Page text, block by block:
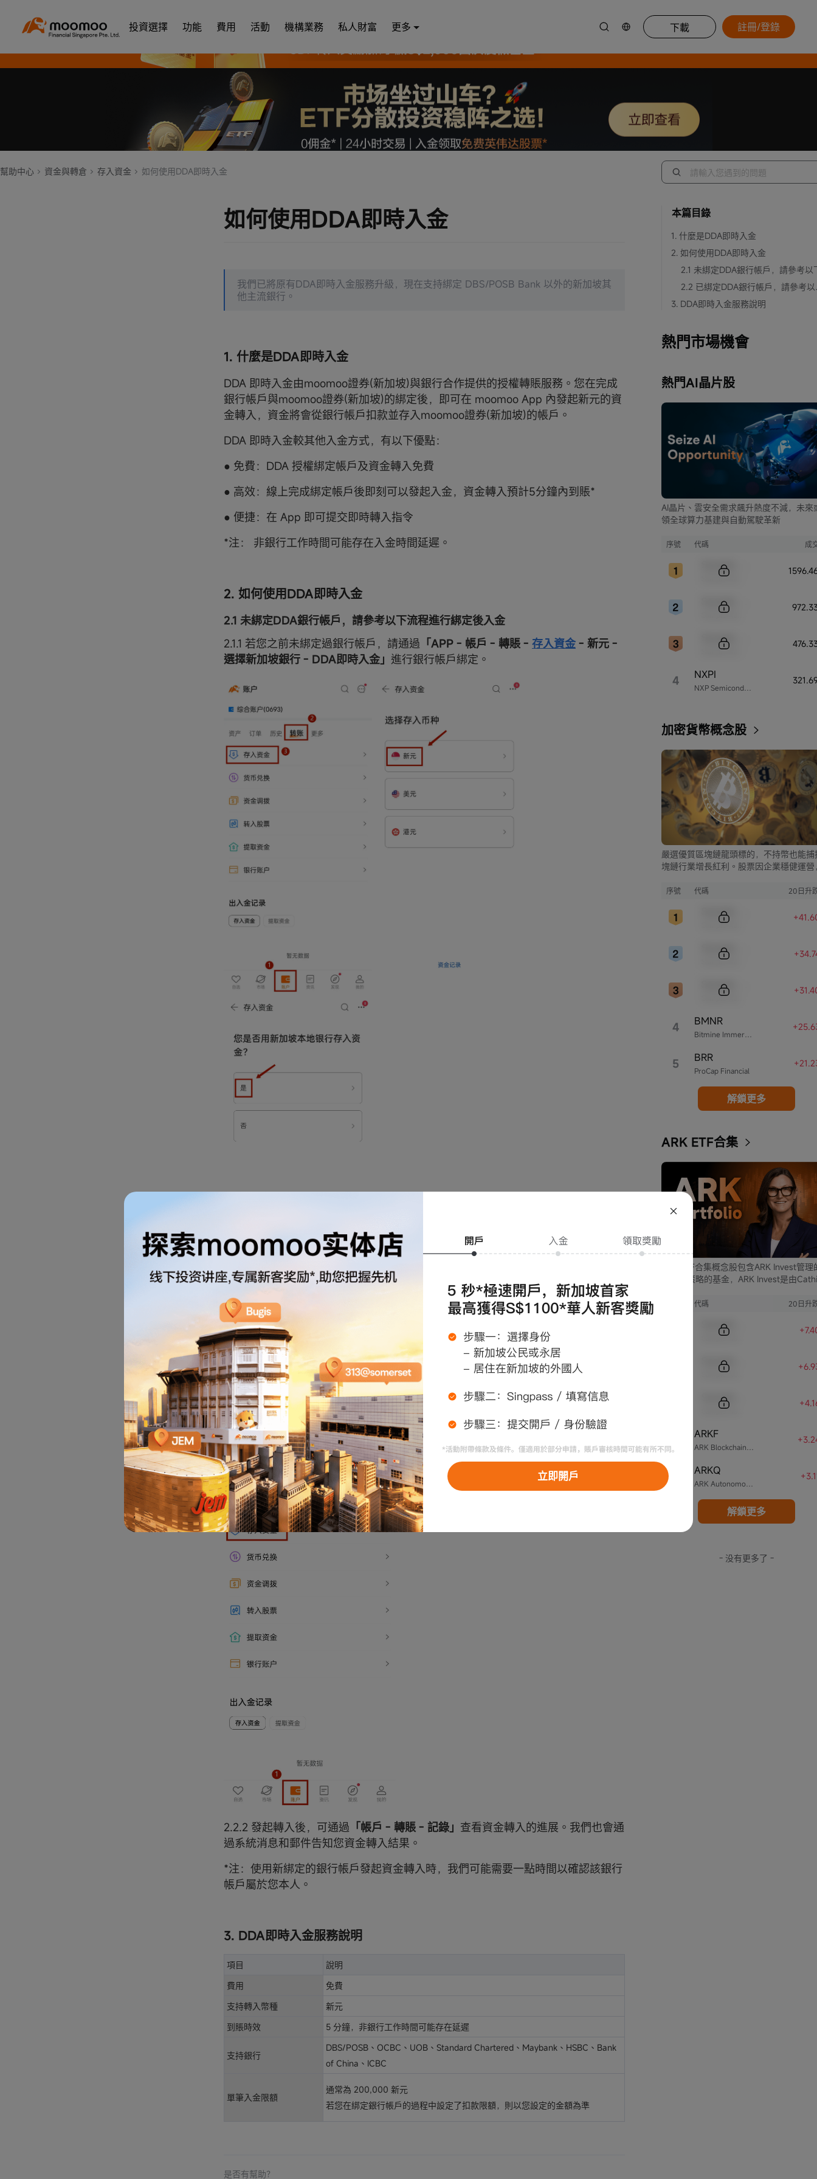
投資選擇 功能 費用 活動 機構業務 私人財富 更多 下載 註冊/登錄
立即開戶
幫助中心 資金與轉倉 存入資金 如何使用DDA即時入金
如何使用DDA即時入金
我們已將原有DDA即時入金服務升級，現在支持綁定 DBS/POSB Bank 以外的新加坡其
他主流銀行。
1. 什麼是DDA即時入金
DDA 即時入金由moomoo證券(新加坡)與銀行合作提供的授權轉賬服務。您在完成
銀行帳戶與moomoo證券(新加坡)的綁定後，即可在 moomoo App 內發起新元的資
金轉入，資金將會從銀行帳戶扣款並存入moomoo證券(新加坡)的帳戶。
DDA 即時入金較其他入金方式，有以下優點：
● 免費：DDA 授權綁定帳戶及資金轉入免費
● 高效：線上完成綁定帳戶後即刻可以發起入金，資金轉入預計5分鐘內到賬*
● 便捷：在 App 即可提交即時轉入指令
*注： 非銀行工作時間可能存在入金時間延遲。
2. 如何使用DDA即時入金
2.1 未綁定DDA銀行帳戶，請參考以下流程進行綁定後入金
2.1.1 若您之前未綁定過銀行帳戶，請通過 「APP - 帳戶 - 轉賬 - 存入資金 - 新元 -
選擇新加坡銀行 - DDA即時入金」 進行銀行帳戶綁定。
2.1.2 銀行帳戶綁定完成後，即可發起資金轉入。
2.1.3 發起轉入後，可通過「帳戶 - 轉賬 - 記錄」查看資金轉入的進展。我們也會通
過系統消息和郵件告知您資金轉入結果。
2.2 已綁定DDA銀行帳戶，請參考以下流程入金
2.2.1 請通過
「APP - 帳戶 - 轉賬 -存入資金 發起資金轉入。
2.2.2 發起轉入後，可通過 「帳戶 - 轉賬 - 記錄」 查看資金轉入的進展。我們也會通
過系統消息和郵件告知您資金轉入結果。
*注：使用新綁定的銀行帳戶發起資金轉入時，我們可能需要一點時間以確認該銀行
帳戶屬於您本人。
3. DDA即時入金服務說明
項目
說明
費用
免費
支持轉入幣種
新元
到賬時效
5 分鐘，非銀行工作時間可能存在延遲
支持銀行
DBS/POSB、OCBC、UOB、Standard Chartered、Maybank、HSBC、Bank
of China、ICBC
單筆入金限額
通常為 200,000 新元
若您在綁定銀行帳戶的過程中設定了扣款限額，則以您設定的金額為準
是否有幫助？
本篇目錄
1. 什麼是DDA即時入金
2. 如何使用DDA即時入金
2.2
3. DDA即時入金服務說明
熱門市場機會
熱門AI晶片股
AI晶片、雲安全需求飆升熱度不減，未來
領全球算力基建與自動駕駛革新
序號 代碼 成
4 NXPI
加密貨幣概念股
嚴選優質區塊鏈龍頭標的，不持幣也能捕
塊鏈行業增長紅利。股票因企業穩健運營
資兼具安全與收益。
序號 代碼 20日升
4 BMNR
5 ProCap Financial
BRR
解鎖更多
ARK ETF合集
ARK ETF合集概念股包含ARK Invest管理
支不同策略的基金，ARK Invest是由
代碼 20日升
ARKF
ARKQ
解鎖更多
- 没有更多了 -